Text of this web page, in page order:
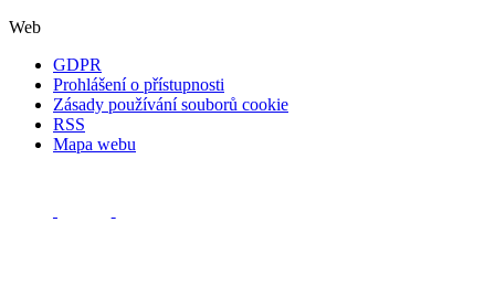
Web
GDPR
Prohlášení o přístupnosti
Zásady používání souborů cookie
RSS
Mapa webu